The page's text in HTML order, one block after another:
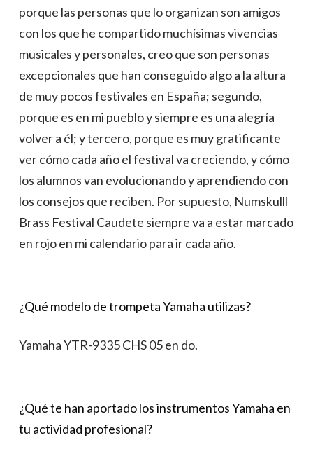
porque las personas que lo organizan son amigos
con los que he compartido muchísimas vivencias
musicales y personales, creo que son personas
excepcionales que han conseguido algo a la altura
de muy pocos festivales en España; segundo,
porque es en mi pueblo y siempre es una alegría
volver a él; y tercero, porque es muy gratificante
ver cómo cada año el festival va creciendo, y cómo
los alumnos van evolucionando y aprendiendo con
los consejos que reciben. Por supuesto, Numskulll
Brass Festival Caudete siempre va a estar marcado
en rojo en mi calendario para ir cada año.
¿Qué modelo de trompeta Yamaha utilizas?
Yamaha YTR-9335 CHS 05 en do.
¿Qué te han aportado los instrumentos Yamaha en
tu actividad profesional?